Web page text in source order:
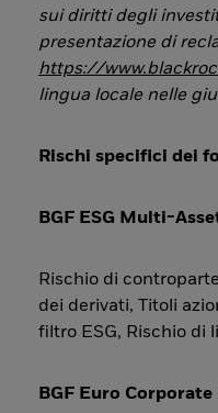
sui diritti degli
presentazione di
https://
lingua locale nelle
Rischi specifici dei
BGF ESG Multi-
Rischio di
dei derivati, Titoli
filtro ESG, Rischio di
BGF Euro Corporate